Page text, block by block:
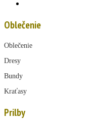
Oblečenie
Oblečenie
Dresy
Bundy
Kraťasy
Prilby